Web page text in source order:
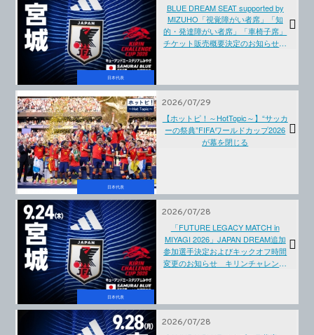
日本代表
BLUE DREAM SEAT supported by
MIZUHO「視覚障がい者席」「知
的・発達障がい者席」「車椅子席」
チケット販売概要決定のお知らせ
日本代表
2026/07/29
【ホットピ！～HotTopic～】“サッカ
ーの祭典”FIFAワールドカップ2026
が幕を閉じる
日本代表
2026/07/28
「FUTURE LEGACY MATCH in
MIYAGI 2026」JAPAN DREAM追加
参加選手決定およびキックオフ時間
変更のお知らせ キリンチャレンジ
やぎ】
2026/07/28